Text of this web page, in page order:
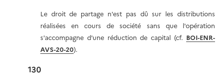
Le droit de partage n'est pas dû sur les distributions
réalisées en cours de société sans que l'opération
s'accompagne d'une réduction de capital (cf. BOI-ENR-
AVS-20-20).
130